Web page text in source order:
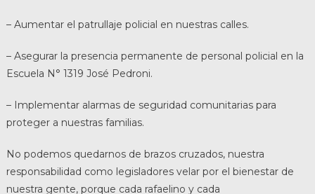
– Aumentar el patrullaje policial en nuestras calles.
– Asegurar la presencia permanente de personal policial en la
Escuela N° 1319 José Pedroni.
– Implementar alarmas de seguridad comunitarias para
proteger a nuestras familias.
No podemos quedarnos de brazos cruzados, nuestra
responsabilidad como legisladores velar por el bienestar de
nuestra gente, porque cada rafaelino y cada